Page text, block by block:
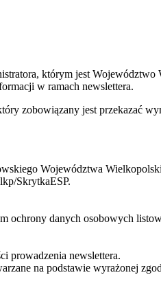
którym jest
w ramach newslettera.
zobowiązany jest przekazać
Województwa
SkrytkaESP.
danych osobowych
prowadzenia newslettera.
na podstawie wyrażonej